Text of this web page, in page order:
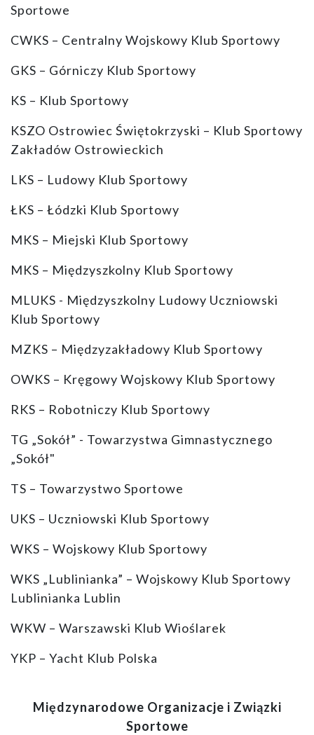
Sportowe
CWKS – Centralny Wojskowy Klub Sportowy
GKS – Górniczy Klub Sportowy
KS – Klub Sportowy
KSZO Ostrowiec Świętokrzyski – Klub Sportowy
Zakładów Ostrowieckich
LKS – Ludowy Klub Sportowy
ŁKS – Łódzki Klub Sportowy
MKS – Miejski Klub Sportowy
MKS – Międzyszkolny Klub Sportowy
MLUKS - Międzyszkolny Ludowy Uczniowski
Klub Sportowy
MZKS – Międzyzakładowy Klub Sportowy
OWKS – Kręgowy Wojskowy Klub Sportowy
RKS – Robotniczy Klub Sportowy
TG „Sokół” - Towarzystwa Gimnastycznego
„Sokół"
TS – Towarzystwo Sportowe
UKS – Uczniowski Klub Sportowy
WKS – Wojskowy Klub Sportowy
WKS „Lublinianka” – Wojskowy Klub Sportowy
Lublinianka Lublin
WKW – Warszawski Klub Wioślarek
YKP – Yacht Klub Polska
Międzynarodowe Organizacje i Związki
Sportowe